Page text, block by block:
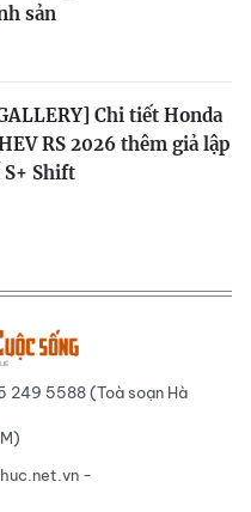
sản
Chi tiết Honda
RS 2026 thêm giả lập
S+ Shift
5588 (Toà soạn Hà
-